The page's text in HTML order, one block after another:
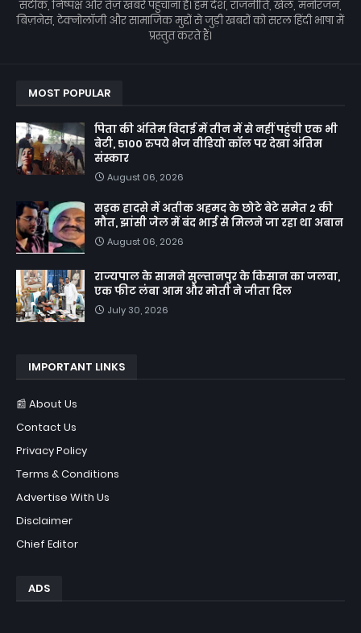
सटीक, निष्पक्ष और तेज़ खबरें पहुँचाना है। हम देश, राजनीति, खेल, मनोरंजन,
बिज़नेस, टेक्नोलॉजी और सामाजिक मुद्दों से जुड़ी खबरों को सरल हिंदी भाषा में
प्रस्तुत करते हैं।
MOST POPULAR
पिता की अंतिम विदाई में तीन में से नहीं पहुंची एक भी
बेटी, 5100 रुपये भेज वीडियो कॉल पर देखा अंतिम
संस्कार
August 06, 2026
सड़क हादसे में अतीक अहमद के छोटे बेटे समेत 2 की
मौत, झांसी जेल में बंद भाई से मिलने जा रहा था अबान
August 06, 2026
राज्यपाल के सामने सुल्तानपुर के किसान का जलवा,
एक फीट लंबा आम और मोती ने जीता दिल
July 30, 2026
IMPORTANT LINKS
📰 About Us
Contact Us
Privacy Policy
Terms & Conditions
Advertise With Us
Disclaimer
Chief Editor
ADS